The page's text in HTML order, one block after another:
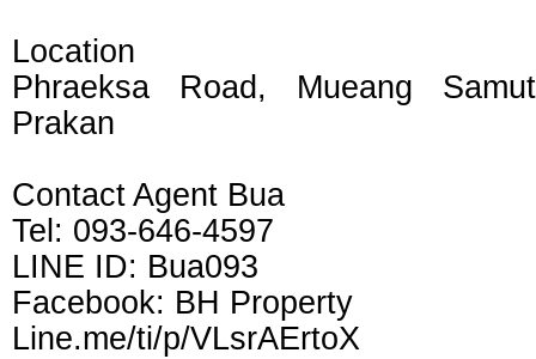
Location
Phraeksa Road, Mueang
Prakan
Contact Agent Bua
Tel: 093-646-4597
LINE ID: Bua093
Facebook: BH Property
Line.me/ti/p/VLsrAErtoX